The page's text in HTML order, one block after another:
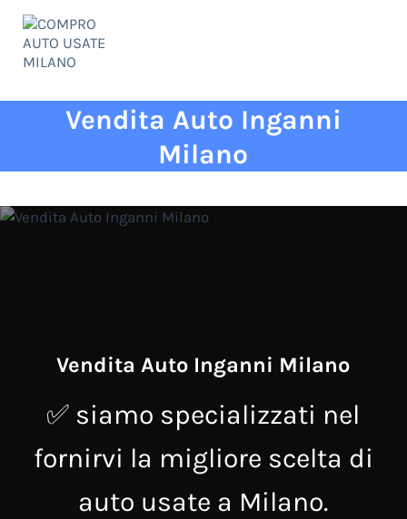
Passa al contenuto principale
Skip to header right navigation
Skip to site footer
Vendita Auto Inganni
Milano
Vendita Auto Inganni Milano
✅ siamo specializzati nel
fornirvi la migliore scelta di
auto usate a Milano.